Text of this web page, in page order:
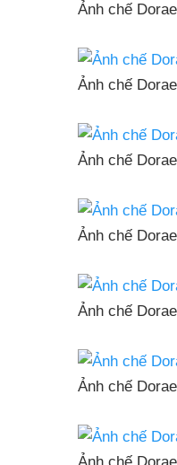
Ảnh chế
Ảnh chế
Ảnh chế
Ảnh chế
Ảnh chế
Ảnh chế